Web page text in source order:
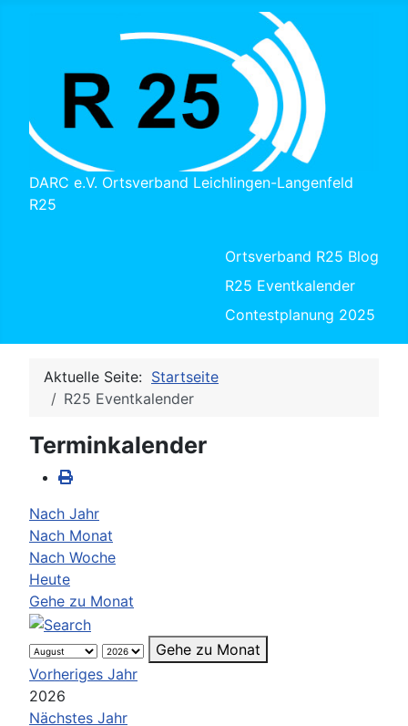
DARC e.V. Ortsverband Leichlingen-Langenfeld
R25
Ortsverband R25 Blog
R25 Eventkalender
Contestplanung 2025
Aktuelle Seite: Startseite
R25 Eventkalender
Terminkalender
Nach Jahr
Nach Monat
Nach Woche
Heute
Gehe zu Monat
Gehe zu Monat
Vorheriges Jahr
2026
Nächstes Jahr